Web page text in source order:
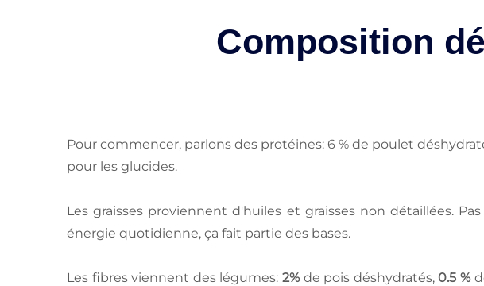
Composition
Pour commencer, parlons des protéines: 6 % de poulet
pour les glucides.
Les graisses proviennent d'huiles et graisses non détaillées.
énergie quotidienne, ça fait partie des bases.
Les fibres viennent des légumes:2%de pois déshydratés, 0.5 %